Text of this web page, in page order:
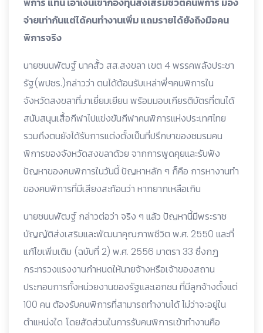
จ่ายเท่ากันแต่ได้คนทำงานเพิ่ม แถมรายได้ยังถึงมือคน
พิการจริง
นายชนนพัฒฐ์ นาคสั้ว สส.สงขลา เขต 4 พรรคพลังประชา
รัฐ(พปชร.)กล่าวว่า ตนได้ต้อนรับเหล่าพี่ๆคนพิการใน
จังหวัดสงขลาที่มาเยี่ยมเยียน พร้อมมอบเกียรติบัตรที่ตนได้
สนับสนุนเสื้อกีฬาไปแข่งขันกีฬาคนพิการแห่งประเทศไทย
รวมถึงตนยังได้รับการแต่งตั้งเป็นที่ปรึกษาของชมรมคน
พิการของจังหวัดสงขลาด้วย จากการพูดคุยและรับฟัง
ปัญหาของคนพิการในวันนี้ ปัญหาหลัก ๆ ก็คือ การหางานทำ
ของคนพิการที่มีเสียงสะท้อนว่า หากยากเหลือเกิน
นายชนนพัฒฐ์ กล่าวต่อว่า จริง ๆ แล้ว ปัญหานี้มีพระราช
บัญญัติส่งเสริมและพัฒนาคุณภาพชีวิต พ.ศ. 2550 และที่
แก้ไขเพิ่มเติม (ฉบับที่ 2) พ.ศ. 2556 มาตรา 33 ซึ่งกฎ
กระทรวงแรงงานกำหนดให้นายจ้างหรือเจ้าของสถาน
ประกอบการทั้งหน่วยงานของรัฐและเอกชน ที่มีลูกจ้างตั้งแต่
100 คน ต้องรับคนพิการที่สามารถทำงานได้ ไม่ว่าจะอยู่ใน
ตำแหน่งใด โดยสัดส่วนในการรับคนพิการเข้าทำงานคือ